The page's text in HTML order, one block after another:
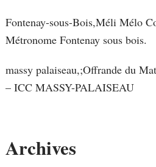
Fontenay-sous-Bois,Méli Mélo
Métronome Fontenay sous bois.
massy palaiseau,;Offrande du
– ICC MASSY-PALAISEAU
Archives